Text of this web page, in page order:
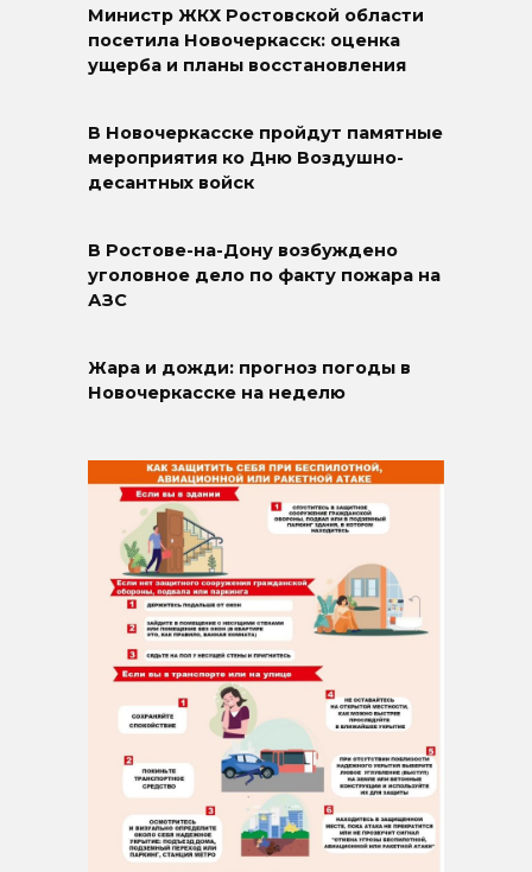
Министр ЖКХ Ростовской области
посетила Новочеркасск: оценка
ущерба и планы восстановления
В Новочеркасске пройдут памятные
мероприятия ко Дню Воздушно-
десантных войск
В Ростове-на-Дону возбуждено
уголовное дело по факту пожара на
АЗС
Жара и дожди: прогноз погоды в
Новочеркасске на неделю